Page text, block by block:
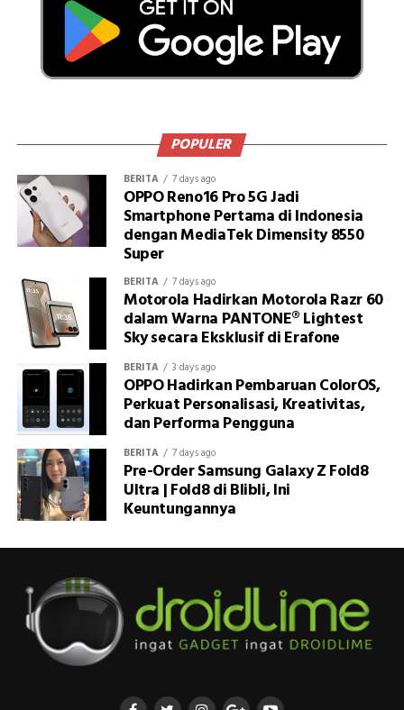
POPULER
BERITA 7 days ago
OPPO Reno16 Pro 5G Jadi
Smartphone Pertama di Indonesia
dengan MediaTek Dimensity 8550
Super
BERITA 7 days ago
Motorola Hadirkan Motorola Razr 60
dalam Warna PANTONE® Lightest
Sky secara Eksklusif di Erafone
BERITA 3 days ago
OPPO Hadirkan Pembaruan ColorOS,
Perkuat Personalisasi, Kreativitas,
dan Performa Pengguna
BERITA 7 days ago
Pre-Order Samsung Galaxy Z Fold8
Ultra | Fold8 di Blibli, Ini
Keuntungannya